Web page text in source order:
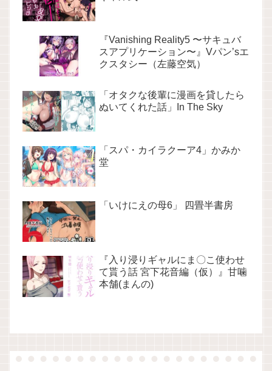
『Vanishing Reality5 〜サキュバ
スアプリケーション〜』Vパン’sエ
クスタシー（左藤空気）
「オタクな後輩に漫画を貸したら
ぬいてくれた話」In The Sky
「スパ・カイラクーア4」かみか
堂
「いけにえの母6」 四畳半書房
『入り浸りギャルにま〇こ使わせ
て貰う話 宮下花音編（仮）』甘噛
本舗(まんの)